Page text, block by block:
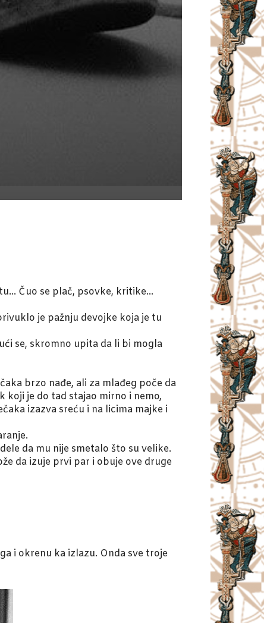
Čuo se plač, psovke, kritike…
je pažnju devojke koja je tu
se, skromno upita da li bi mogla
brzo nađe, ali za mlađeg poče da
koji je do tad stajao mirno i nemo,
izazva sreću i na licima majke i
da mu nije smetalo što su velike.
da izuje prvi par i obuje ove druge
i okrenu ka izlazu. Onda sve troje